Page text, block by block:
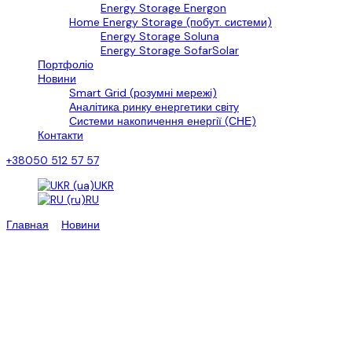
Energy Storage Energon
Home Energy Storage (побут. системи)
Energy Storage Soluna
Energy Storage SofarSolar
Портфоліо
Новини
Smart Grid (розумні мережі)
Аналітика ринку енергетики світу
Системи накопичення енергії (СНЕ)
Контакти
+38050 512 57 57
UKR
RU
Главная
Новини